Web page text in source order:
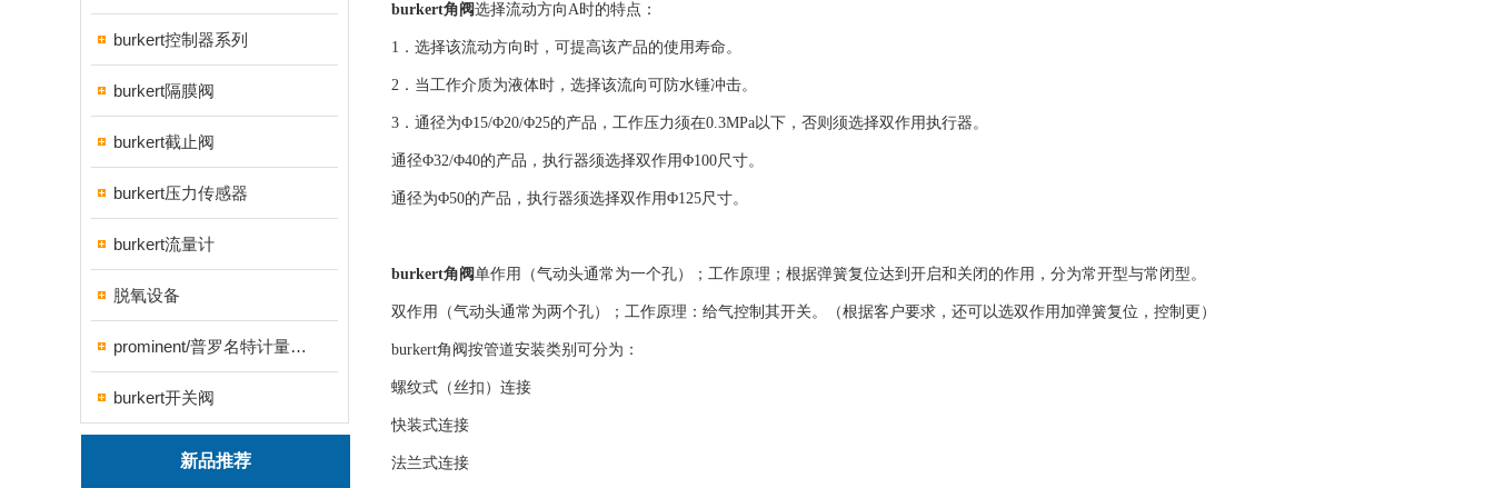
burkert控制器系列
burkert隔膜阀
burkert截止阀
burkert压力传感器
burkert流量计
脱氧设备
prominent/普罗名特计量泵系列
burkert开关阀
新品推荐
burkert角阀选择流动方向A时的特点：
1．选择该流动方向时，可提高该产品的使用寿命。
2．当工作介质为液体时，选择该流向可防水锤冲击。
3．通径为Φ15/Φ20/Φ25的产品，工作压力须在0.3MPa以下，否则须选择双作用执行器。
通径Φ32/Φ40的产品，执行器须选择双作用Φ100尺寸。
通径为Φ50的产品，执行器须选择双作用Φ125尺寸。
burkert角阀单作用（气动头通常为一个孔）；工作原理；根据弹簧复位达到开启和关闭的作用，分为常开型与常闭型。
双作用（气动头通常为两个孔）；工作原理：给气控制其开关。（根据客户要求，还可以选双作用加弹簧复位，控制更）
burkert角阀按管道安装类别可分为：
螺纹式（丝扣）连接
快装式连接
法兰式连接